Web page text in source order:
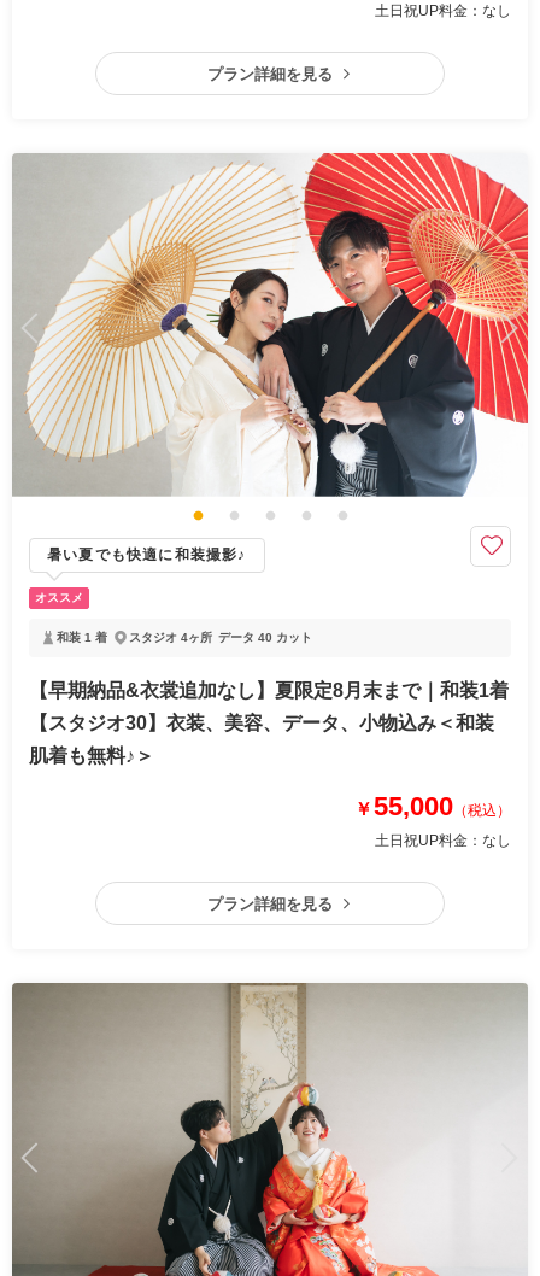
土日祝UP料金： なし
プラン詳細を見る
暑い夏でも快適に和装撮影♪
オススメ
和装 1 着 スタジオ 4ヶ所 データ 40 カット
【早期納品&衣裳追加なし】夏限定8月末まで｜和装1着
【スタジオ30】衣装、美容、データ、小物込み＜和装
肌着も無料♪＞
￥55,000 （税込）
土日祝UP料金： なし
プラン詳細を見る